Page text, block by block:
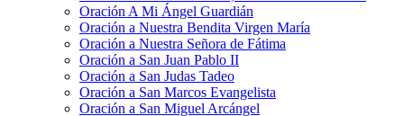
Oración A Mi Ángel Guardián
Oración a Nuestra Bendita Virgen María
Oración a Nuestra Señora de Fátima
Oración a San Juan Pablo II
Oración a San Judas Tadeo
Oración a San Marcos Evangelista
Oración a San Miguel Arcángel